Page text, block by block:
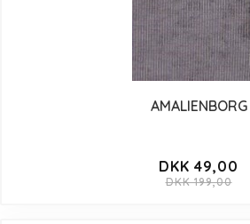
AMALIENBORG
DKK 49,00
DKK 199,00